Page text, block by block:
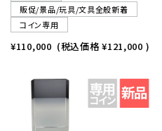
販促/景品/玩具/文具全般新着
コイン専用
¥110,000 (税込価格¥121,000 )